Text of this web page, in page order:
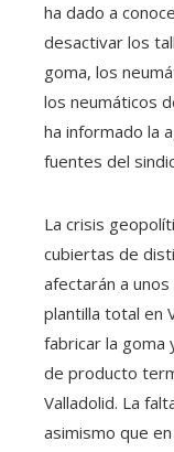
ha dado a
desactivar los
goma, los
los neumáticos
ha informado la
fuentes del
La crisis
cubiertas de
afectarán a
plantilla total en
fabricar la goma
de producto
Valladolid. La
asimismo que